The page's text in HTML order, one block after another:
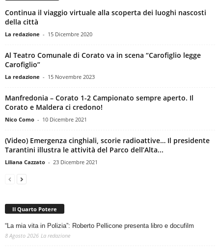
Continua il viaggio virtuale alla scoperta dei luoghi nascosti
della città
La redazione - 15 Dicembre 2020
Al Teatro Comunale di Corato va in scena “Carofiglio legge
Carofiglio”
La redazione - 15 Novembre 2023
Manfredonia – Corato 1-2 Campionato sempre aperto. Il
Corato e Maldera ci credono!
Nico Como - 10 Dicembre 2021
(Video) Emergenza cinghiali, scorie radioattive… Il presidente
Tarantini illustra le attività del Parco dell’Alta...
Liliana Cazzato - 23 Dicembre 2021
Il Quarto Potere
“La mia vita in Polizia”: Roberto Pellicone presenta libro e docufilm
8 Agosto 2026 La redazione